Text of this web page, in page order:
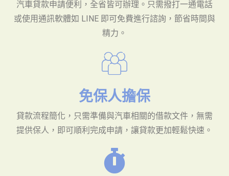
汽車貸款申請便利，全省皆可辦理。只需撥打一通電話
或使用通訊軟體如 LINE 即可免費進行諮詢，節省時間與
精力。
免保人擔保
貸款流程簡化，只需準備與汽車相關的借款文件，無需
提供保人，即可順利完成申請，讓貸款更加輕鬆快速。